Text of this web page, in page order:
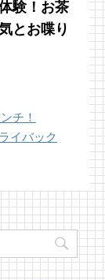
験！お茶
とお喋り
チ！
イバック